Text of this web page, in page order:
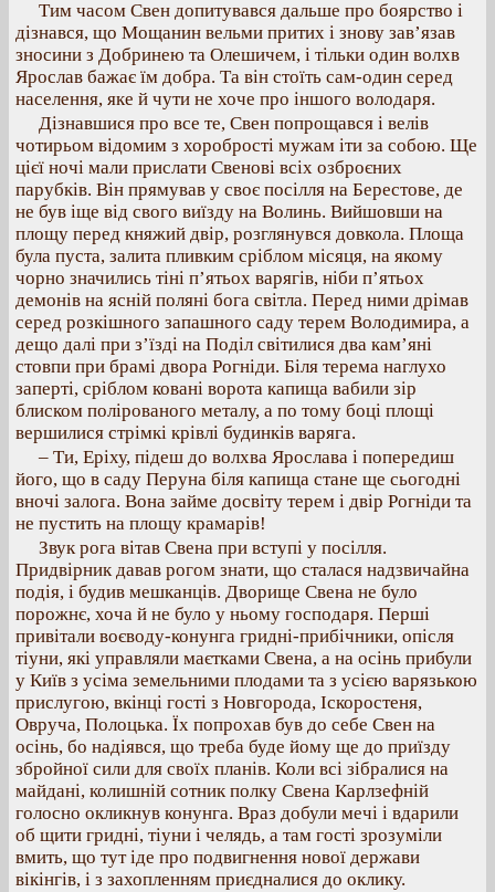
Тим часом Свен допитувався дальше про боярство і
дізнався, що Мощанин вельми притих і знову зав’язав
зносини з Добринею та Олешичем, і тільки один волхв
Ярослав бажає їм добра. Та він стоїть сам-один серед
населення, яке й чути не хоче про іншого володаря.
Дізнавшися про все те, Свен попрощався і велів
чотирьом відомим з хоробрості мужам іти за собою. Ще
цієї ночі мали прислати Свенові всіх озброєних
парубків. Він прямував у своє посілля на Берестове, де
не був іще від свого виїзду на Волинь. Вийшовши на
площу перед княжий двір, розглянувся довкола. Площа
була пуста, залита пливким сріблом місяця, на якому
чорно значились тіні п’ятьох варягів, ніби п’ятьох
демонів на ясній поляні бога світла. Перед ними дрімав
серед розкішного запашного саду терем Володимира, а
дещо далі при з’їзді на Поділ світилися два кам’яні
стовпи при брамі двора Рогніди. Біля терема наглухо
заперті, сріблом ковані ворота капища вабили зір
блиском полірованого металу, а по тому боці площі
вершилися стрімкі крівлі будинків варяга.
– Ти, Еріху, підеш до волхва Ярослава і попередиш
його, що в саду Перуна біля капища стане ще сьогодні
вночі залога. Вона займе досвіту терем і двір Рогніди та
не пустить на площу крамарів!
Звук рога вітав Свена при вступі у посілля.
Придвірник давав рогом знати, що сталася надзвичайна
подія, і будив мешканців. Дворище Свена не було
порожнє, хоча й не було у ньому господаря. Перші
привітали воєводу-конунга гридні-прибічники, опісля
тіуни, які управляли маєтками Свена, а на осінь прибули
у Київ з усіма земельними плодами та з усією варязькою
прислугою, вкінці гості з Новгорода, Іскоростеня,
Овруча, Полоцька. Їх попрохав був до себе Свен на
осінь, бо надіявся, що треба буде йому ще до приїзду
збройної сили для своїх планів. Коли всі зібралися на
майдані, колишній сотник полку Свена Карлзефній
голосно окликнув конунга. Враз добули мечі і вдарили
об щити гридні, тіуни і челядь, а там гості зрозуміли
вмить, що тут іде про подвигнення нової держави
вікінгів, і з захопленням приєдналися до оклику.